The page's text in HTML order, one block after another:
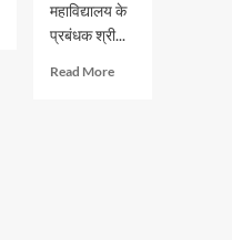
महाविद्यालय के
प्रबंधक श्री...
Read MoreRead